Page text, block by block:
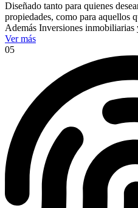
Diseñado tanto para quienes
propiedades, como para aquellos
Además Inversiones inmobiliarias
Ver más
05